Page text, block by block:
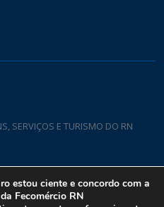
SERVIÇOS E TURISMO DO RN
Nova CEP 59075-760
estou ciente e concordo com a
Fecomércio RN